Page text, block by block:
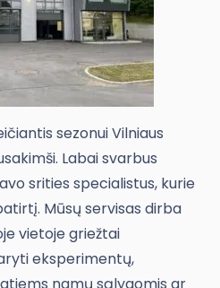
sezonui Vilniaus
Labai svarbus
srities specialistus, kurie
Mūsų servisas dirba
vietoje griežtai
eksperimentų,